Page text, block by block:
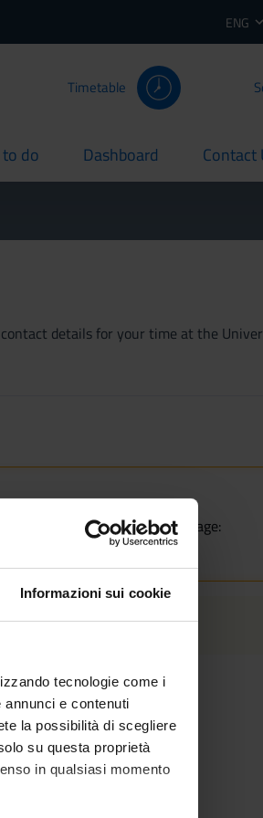
Informazioni sui cookie
tecnologie come i
e contenuti
la possibilità di scegliere
su questa proprietà
in qualsiasi momento
ENG
Timetable
do Dashboard
current Contact
current
details for your time at the
of study on the course page: